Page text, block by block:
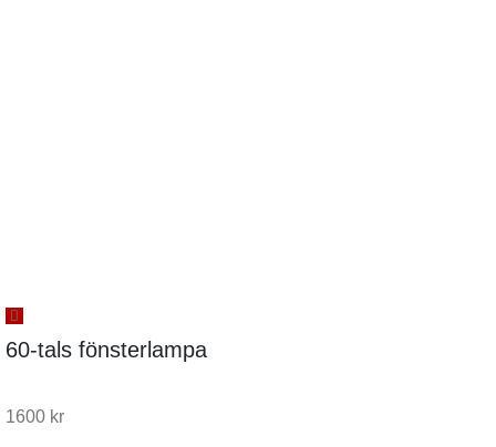
60-tals fönsterlampa
1600 kr